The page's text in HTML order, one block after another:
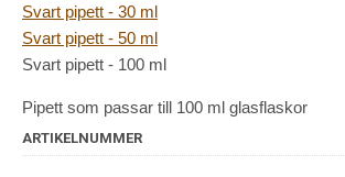
Svart pipett - 30 ml
Svart pipett - 50 ml
Svart pipett - 100 ml
Pipett som passar till 100 ml glasflaskor
ARTIKELNUMMER